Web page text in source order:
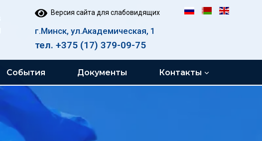
Версия сайта для слабовидящих
г.Минск, ул.Академическая, 1
тел. +375 (17) 379-09-75
События Документы Контакты